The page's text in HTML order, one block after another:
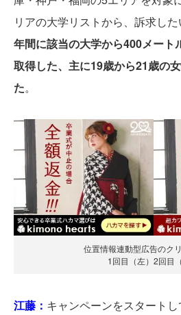
リアの大学リストから、訴求した
年間に該当の大学から400メート
取得した、主に19歳から21歳の
た。
位置情報連動型広告のク
1回目（左）2回目
江藤： キャンペーンをスタート